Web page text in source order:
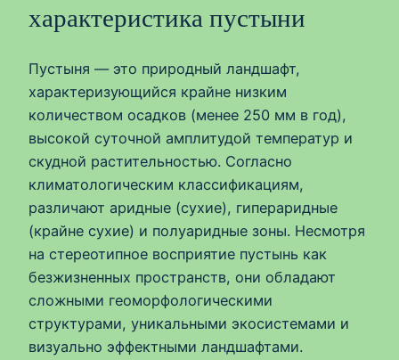
характеристика пустыни
Пустыня — это природный ландшафт,
характеризующийся крайне низким
количеством осадков (менее 250 мм в год),
высокой суточной амплитудой температур и
скудной растительностью. Согласно
климатологическим классификациям,
различают аридные (сухие), гипераридные
(крайне сухие) и полуаридные зоны. Несмотря
на стереотипное восприятие пустынь как
безжизненных пространств, они обладают
сложными геоморфологическими
структурами, уникальными экосистемами и
визуально эффектными ландшафтами.